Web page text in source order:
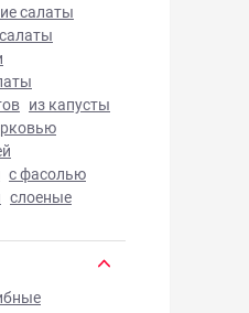
салаты
из капусты
с фасолью
слоеные